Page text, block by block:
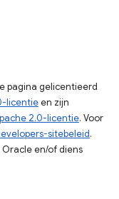
pagina gelicentieerd
licentieen zijn
2.0-licentie. Voor
sitebeleid.
en/of diens